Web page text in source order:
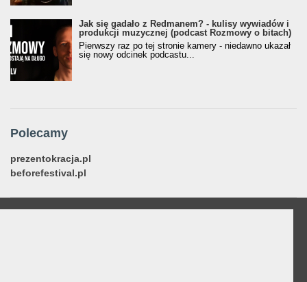
Jak się gadało z Redmanem? - kulisy wywiadów i
produkcji muzycznej (podcast Rozmowy o bitach)
Pierwszy raz po tej stronie kamery - niedawno ukazał
się nowy odcinek podcastu...
Polecamy
prezentokracja.pl
beforefestival.pl